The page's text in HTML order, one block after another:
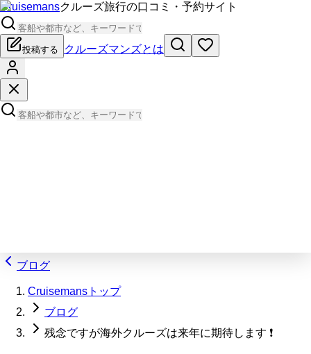
Cruisemansクルーズ旅行の口コミ・予約サイト
投稿する クルーズマンズとは
ブログ
Cruisemansトップ
ブログ
残念ですが海外クルーズは来年に期待します ❗